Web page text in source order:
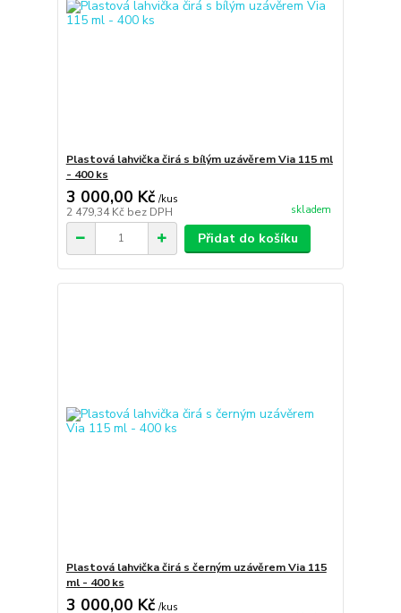
Plastová lahvička čirá s bílým uzávěrem Via 115 ml
- 400 ks
3 000,00 Kč /kus
2 479,34 Kč bez DPH skladem
Přidat do košíku
Plastová lahvička čirá s černým uzávěrem Via 115
ml - 400 ks
3 000,00 Kč /kus